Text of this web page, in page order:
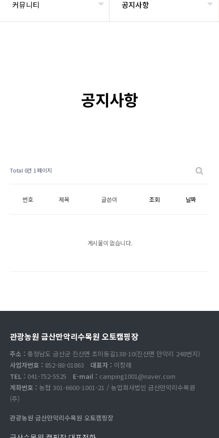
커뮤니티 공지사항
공지사항
Total 0건 1 페이지
번호 제목 글쓴이 조회 날짜
게시물이 없습니다.
관광농원 금산만악리수목원 오토캠핑장
주소 : 충청남도 금산군 진산면 초미동길138-10(진산면 만악리 248번지)
사업자번호 : 852-88-01863 대표자 : 이창래
TEL : 041-752-5525 E-mail : camping1001@naver.com
계좌번호 : 농협 301-6600-1001-21 / 농업회사법인 금산만악리수목원
(주)
관광농원 금산만악리수목원 오토캠핑장